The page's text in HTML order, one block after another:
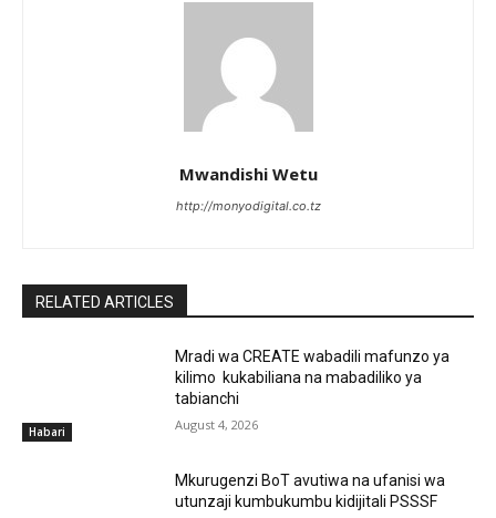
Mwandishi Wetu
http://monyodigital.co.tz
RELATED ARTICLES
Habari
Mradi wa CREATE wabadili mafunzo ya
kilimo kukabiliana na mabadiliko ya
tabianchi
August 4, 2026
Mkurugenzi BoT avutiwa na ufanisi wa
utunzaji kumbukumbu kidijitali PSSSF